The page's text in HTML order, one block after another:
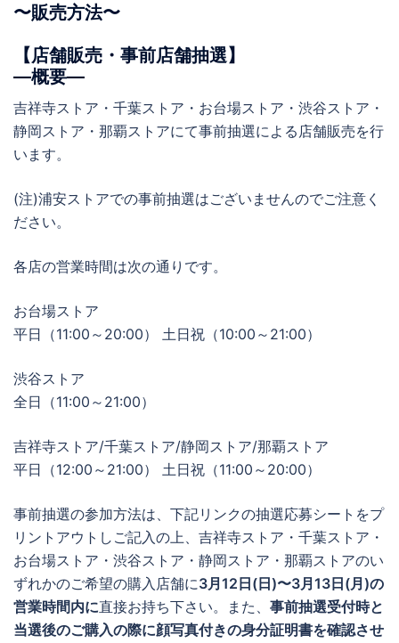
〜販売方法〜
【店舗販売・事前店舗抽選】
―概要―
吉祥寺ストア・千葉ストア・お台場ストア・渋谷ストア・
静岡ストア・那覇ストアにて事前抽選による店舗販売を行
います。
(注)浦安ストアでの事前抽選はございませんのでご注意く
ださい。
各店の営業時間は次の通りです。
お台場ストア
平日（11:00～20:00） 土日祝（10:00～21:00）
渋谷ストア
全日（11:00～21:00）
吉祥寺ストア/千葉ストア/静岡ストア/那覇ストア
平日（12:00～21:00） 土日祝（11:00～20:00）
事前抽選の参加方法は、下記リンクの抽選応募シートをプ
リントアウトしご記入の上、吉祥寺ストア・千葉ストア・
お台場ストア・渋谷ストア・静岡ストア・那覇ストアのい
ずれかのご希望の購入店舗に3月12日(日)〜3月13日(月)の
営業時間内に直接お持ち下さい。また、 事前抽選受付時と
当選後のご購入の際に顔写真付きの身分証明書を確認させ